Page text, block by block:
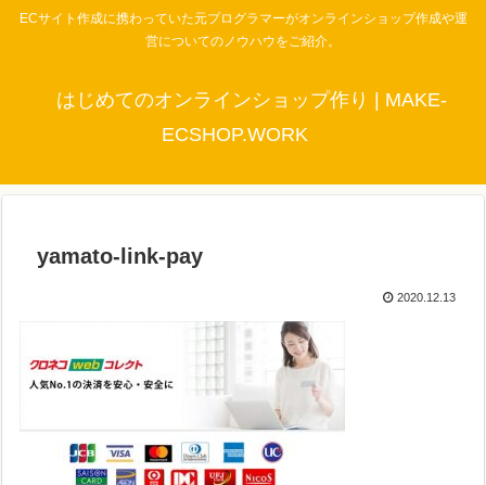
ECサイト作成に携わっていた元プログラマーがオンラインショップ作成や運
営についてのノウハウをご紹介。
はじめてのオンラインショップ作り | MAKE-
ECSHOP.WORK
yamato-link-pay
2020.12.13